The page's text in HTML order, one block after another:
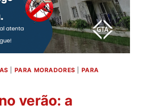
PARA MORADORES
PARA
verão: a